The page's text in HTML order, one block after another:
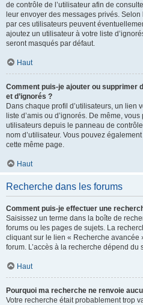
de contrôle de l’utilisateur afin de
leur envoyer des messages privés.
par ces utilisateurs peuvent
ajoutez un utilisateur à votre liste
seront masqués par défaut.
Haut
Comment puis-je ajouter ou supprimer
et d’ignorés ?
Dans chaque profil d’utilisateurs, un lien
liste d’amis ou d’ignorés. De même,
utilisateurs depuis le panneau de
nom d’utilisateur. Vous pouvez
cette même page.
Haut
Recherche dans les forums
Comment puis-je effectuer une
Saisissez un terme dans la boîte de
forums ou les pages de sujets. La
cliquant sur le lien « Recherche avancée
forum. L’accès à la recherche dépend du
Haut
Pourquoi ma recherche ne renvoie
Votre recherche était probablement trop